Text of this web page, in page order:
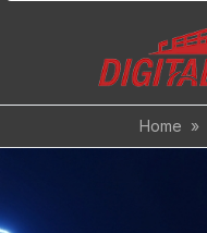
Inhalt
Home »